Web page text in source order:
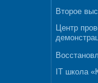
Второе
Центр
IT школа